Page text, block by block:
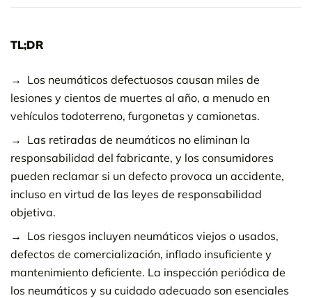
TL;DR
Los neumáticos defectuosos causan miles de
lesiones y cientos de muertes al año, a menudo en
vehículos todoterreno, furgonetas y camionetas.
Las retiradas de neumáticos no eliminan la
responsabilidad del fabricante, y los consumidores
pueden reclamar si un defecto provoca un accidente,
incluso en virtud de las leyes de responsabilidad
objetiva.
Los riesgos incluyen neumáticos viejos o usados,
defectos de comercialización, inflado insuficiente y
mantenimiento deficiente. La inspección periódica de
los neumáticos y su cuidado adecuado son esenciales